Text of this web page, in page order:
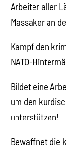
Arbeiter aller
Massaker an
Kampf den
NATO-
Bildet eine
um den
unterstützen!
Bewaffnet die